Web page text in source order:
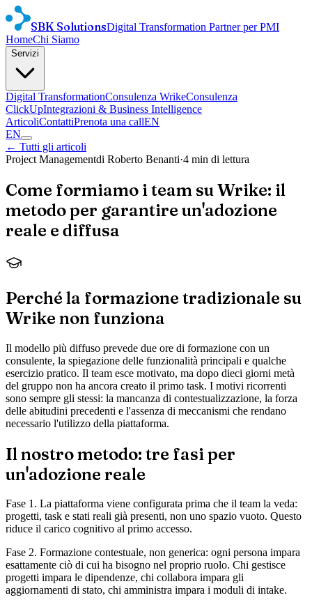
SBK SolutionsDigital Transformation Partner per PMI
HomeChi Siamo
Servizi
Digital TransformationConsulenza WrikeConsulenza
ClickUpIntegrazioni & Business Intelligence
ArticoliContattiPrenota una callEN
EN
← Tutti gli articoli
Project Managementdi Roberto Benanti·4 min di lettura
Come formiamo i team su Wrike: il
metodo per garantire un'adozione
reale e diffusa
Perché la formazione tradizionale su
Wrike non funziona
Il modello più diffuso prevede due ore di formazione con un
consulente, la spiegazione delle funzionalità principali e qualche
esercizio pratico. Il team esce motivato, ma dopo dieci giorni metà
del gruppo non ha ancora creato il primo task. I motivi ricorrenti
sono sempre gli stessi: la mancanza di contestualizzazione, la forza
delle abitudini precedenti e l'assenza di meccanismi che rendano
necessario l'utilizzo della piattaforma.
Il nostro metodo: tre fasi per
un'adozione reale
Fase 1. La piattaforma viene configurata prima che il team la veda:
progetti, task e stati reali già presenti, non uno spazio vuoto. Questo
riduce il carico cognitivo al primo accesso.
Fase 2. Formazione contestuale, non generica: ogni persona impara
esattamente ciò di cui ha bisogno nel proprio ruolo. Chi gestisce
progetti impara le dipendenze, chi collabora impara gli
aggiornamenti di stato, chi amministra impara i moduli di intake.